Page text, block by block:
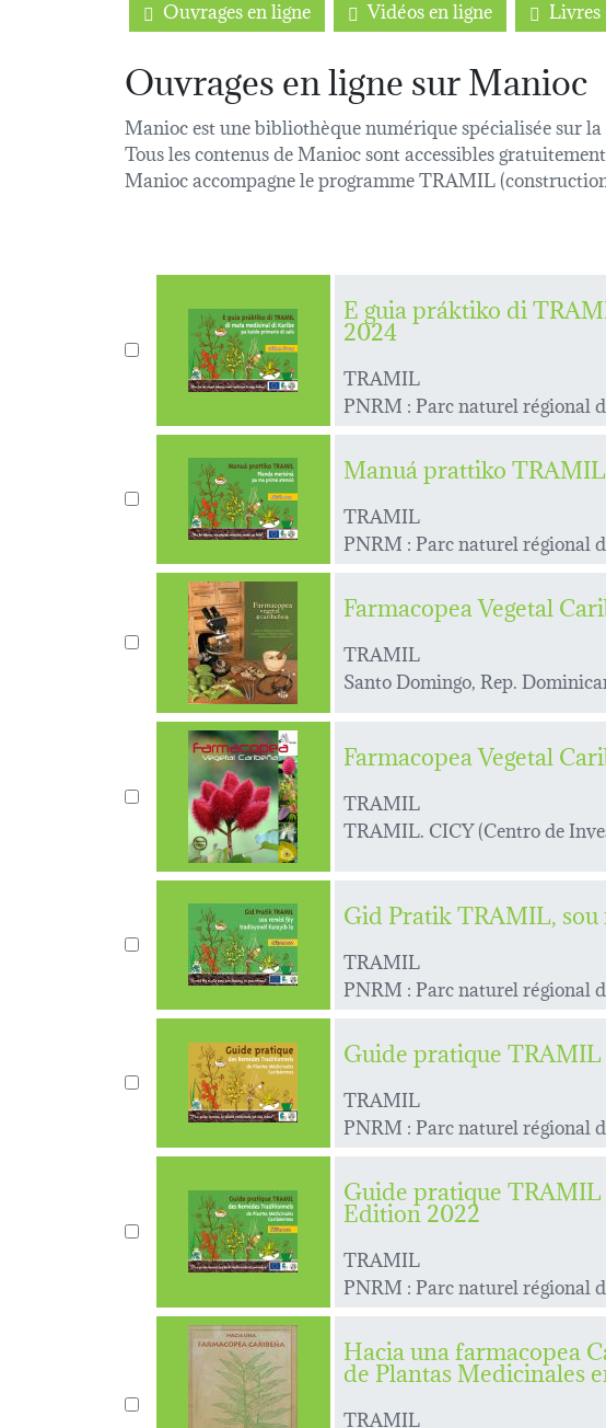
Ouvrages en ligne Vidéos en ligne Livres
Ouvrages en ligne sur Manioc
Manioc est une bibliothèque numérique spécialisée sur
Tous les contenus de Manioc sont accessibles
Manioc accompagne le programme TRAMIL
E guia práktiko di
2024
TRAMIL
PNRM : Parc naturel régional
Manuá prattiko
TRAMIL
PNRM : Parc naturel régional
Farmacopea Vegetal
TRAMIL
Santo Domingo, Rep.
Farmacopea Vegetal
TRAMIL
TRAMIL. CICY (Centro de
Gid Pratik TRAMIL,
TRAMIL
PNRM : Parc naturel régional
Guide pratique
TRAMIL
PNRM : Parc naturel régional
Guide pratique TRAMIL
Edition 2022
TRAMIL
PNRM : Parc naturel régional
Hacia una farmacopea
de Plantas Medicinales
TRAMIL